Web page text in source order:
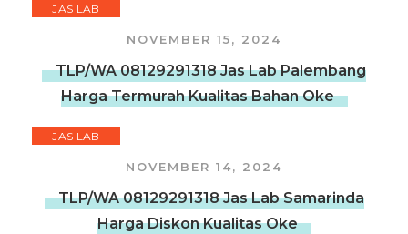
JAS LAB
NOVEMBER 15, 2024
TLP/WA 08129291318 Jas Lab Palembang
Harga Termurah Kualitas Bahan Oke
JAS LAB
NOVEMBER 14, 2024
TLP/WA 08129291318 Jas Lab Samarinda
Harga Diskon Kualitas Oke